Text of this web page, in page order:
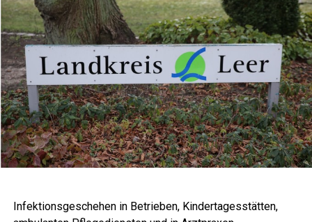
Infek­ti­ons­ge­sche­hen in Betrie­ben, Kin­der­ta­ges­stät­ten,